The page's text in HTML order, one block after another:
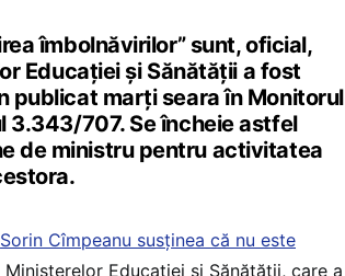
îmbolnăvirilor” sunt, oficial,
Educației și Sănătății a fost
publicat marți seara în Monitorul
3.343/707. Se încheie astfel
de ministru pentru activitatea
Sorin Cîmpeanu susținea că nu este
Ministerelor Educației și Sănătății, care a